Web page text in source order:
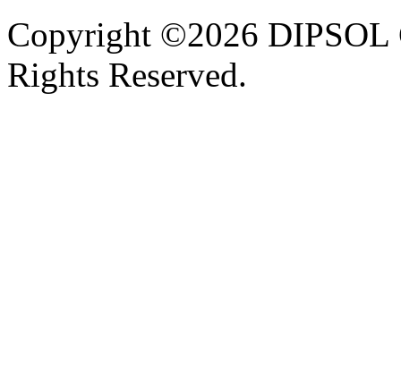
Copyright ©2026
Rights Reserved.